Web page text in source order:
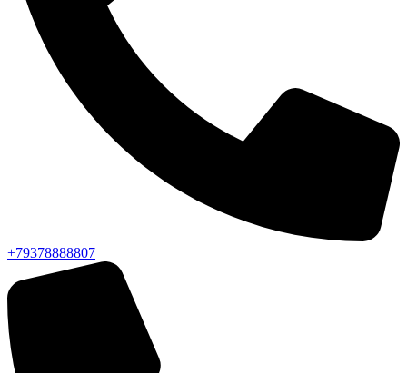
+79378888807